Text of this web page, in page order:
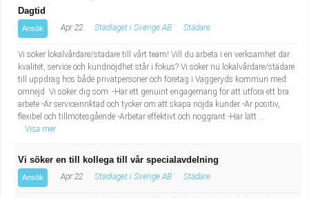
Dagtid
Ansök Apr 22 Städlaget i Sverige AB Städare
Vi söker lokalvårdare/städare till vårt team! Vill du arbeta i en verksamhet där
kvalitet, service och kundnöjdhet står i fokus? Vi söker nu lokalvårdare/städare
till uppdrag hos både privatpersoner och företag i Vaggeryds kommun med
omnejd. Vi söker dig som: -Har ett genuint engagemang för att utföra ett bra
arbete -Är serviceinriktad och tycker om att skapa nöjda kunder -Är positiv,
flexibel och tillmötesgående -Arbetar effektivt och noggrant -Har lätt ...
Visa mer
Vi söker en till kollega till vår specialavdelning
Ansök Apr 22 Städlaget i Sverige AB Städare